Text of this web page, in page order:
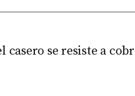
casero se resiste a